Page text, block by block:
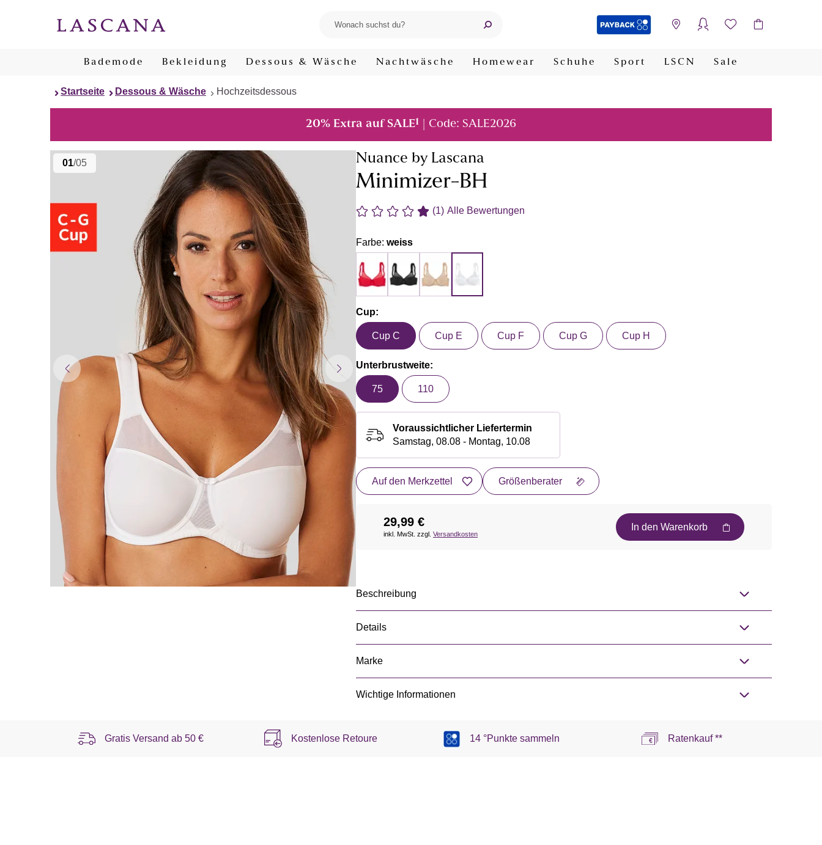
Bademode Bekleidung Dessous & Wäsche Nachtwäsche Homewear Schuhe Sport LSCN Sale
Startseite Dessous & Wäsche Hochzeitsdessous
20% Extra auf SALE1 | Code: SALE2026
01/05 Nuance by Lascana
Minimizer-BH
(1) Alle Bewertungen
Farbe: weiss
Cup:
Cup C Cup E Cup F Cup G Cup H
Unterbrustweite:
75 110
Voraussichtlicher Liefertermin
Samstag, 08.08 - Montag, 10.08
Auf den Merkzettel Größenberater
29,99 €
inkl. MwSt. zzgl. Versandkosten
In den Warenkorb
Beschreibung
Details
Marke
Wichtige Informationen
Gratis Versand ab 50 € Kostenlose Retoure 14 °Punkte sammeln Ratenkauf **